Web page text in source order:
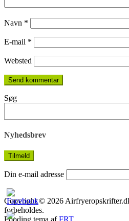
Navn *
E-mail *
Websted
Søg
Nyhedsbrev
Din e-mail adresse
Copyright © 2026
forbeholdes.